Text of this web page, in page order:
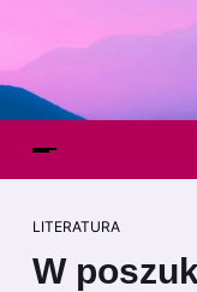
LITERATURA
W